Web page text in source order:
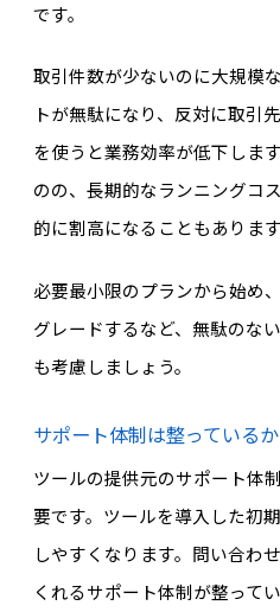
です。
取引件数が少ないのに大規模
トが無駄になり、反対に取引
を使うと業務効率が低下しま
のの、長期的なランニングコ
的に割高になることもあります
必要最小限のプランから始め
グレードするなど、無駄のな
も考慮しましょう。
サポート体制は整っているか
ツールの提供元のサポート体
要です。ツールを導入した初
しやすくなります。問い合わ
くれるサポート体制が整って